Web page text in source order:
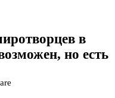
в
но есть